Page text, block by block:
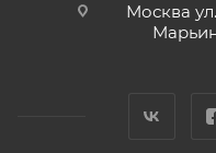
Москва